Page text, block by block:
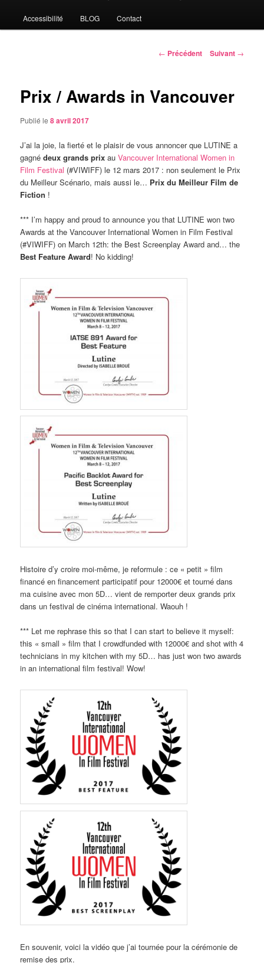
Accessibilité BLOG Contact
Navigation
← Précédent Suivant →
Prix / Awards in Vancouver
Publié le8 avril 2017
J’ai la joie, la fierté et le plaisir de vous annoncer que LUTINE a
gagnédeux grands prix auVancouver International Women in
Film Festival (#VIWIFF) le 12 mars 2017 : non seulement le Prix
du Meilleur Scénario, mais aussi le… Prix du Meilleur Film de
Fiction !
*** I’m happy and proud to announce you that LUTINE won two
Awards at the Vancouver International Women in Film Festival
(#VIWIFF) on March 12th: the Best Screenplay Award and… the
Best Feature Award! No kidding!
Histoire d’y croire moi-même, je reformule : ce « petit » film
financé en financement participatif pour 12000€ et tourné dans
ma cuisine avec mon 5D… vient de remporter deux grands prix
dans un festival de cinéma international. Waouh !
*** Let me rephrase this so that I can start to believe it myself:
this « small » film that I crowdfunded with 12000€ and shot with 4
technicians in my kitchen with my 5D… has just won two awards
in an international film festival! Wow!
En souvenir, voici la vidéo que j’ai tournée pour la cérémonie de
remise des prix.